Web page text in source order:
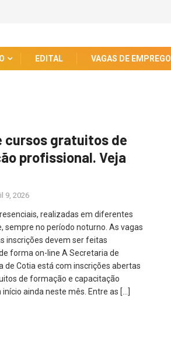
EDITAL VAGAS DE EMPREGO
cursos gratuitos de
profissional. Veja
9, 2026
realizadas em diferentes
sempre no período noturno. As vagas
inscrições devem ser feitas
forma on-line A Secretaria de
de Cotia está com inscrições abertas
de formação e capacitação
ainda neste mês. Entre as […]